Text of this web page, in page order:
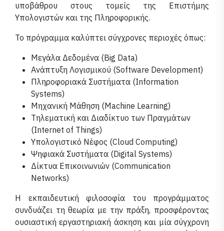
υποβάθρου στους τομείς της Επιστήμης
Υπολογιστών και της Πληροφορικής.
Το πρόγραμμα καλύπτει σύγχρονες περιοχές όπως:
Μεγάλα Δεδομένα (Big Data)
Ανάπτυξη Λογισμικού (Software Development)
Πληροφοριακά Συστήματα (Information
Systems)
Μηχανική Μάθηση (Machine Learning)
Τηλεματική και Διαδίκτυο των Πραγμάτων
(Internet of Things)
Υπολογιστικό Νέφος (Cloud Computing)
Ψηφιακά Συστήματα (Digital Systems)
Δίκτυα Επικοινωνιών (Communication
Networks)
Η εκπαιδευτική φιλοσοφία του προγράμματος
συνδυάζει τη θεωρία με την πράξη, προσφέροντας
ουσιαστική εργαστηριακή άσκηση και μία σύγχρονη